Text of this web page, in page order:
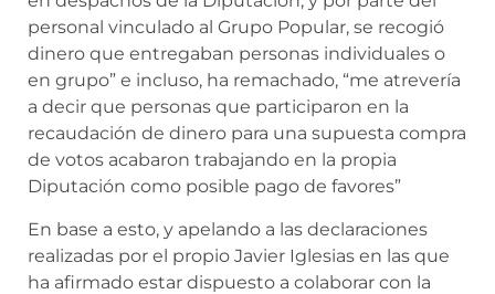
personal vinculado al Grupo Popular, se recogió
dinero que entregaban personas individuales o
en grupo” e incluso, ha remachado, “me atrevería
a decir que personas que participaron en la
recaudación de dinero para una supuesta compra
de votos acabaron trabajando en la propia
Diputación como posible pago de favores”
En base a esto, y apelando a las declaraciones
realizadas por el propio Javier Iglesias en las que
ha afirmado estar dispuesto a colaborar con la